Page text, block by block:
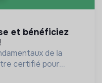
de la
certifié pour
de demain